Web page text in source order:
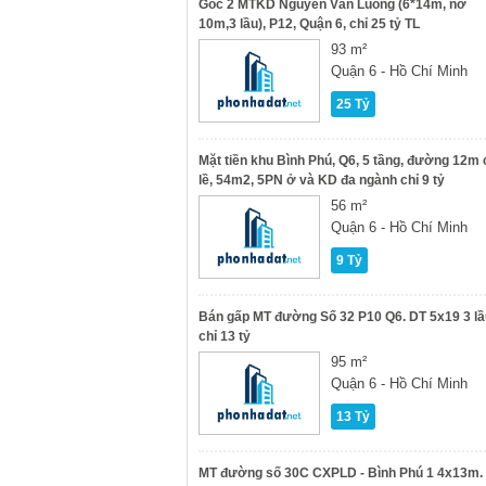
Góc 2 MTKD Nguyễn Văn Luông (6*14m, nở
10m,3 lầu), P12, Quận 6, chỉ 25 tỷ TL
93 m²
Quận 6 - Hồ Chí Minh
25 Tỷ
Mặt tiền khu Bình Phú, Q6, 5 tầng, đường 12m
lề, 54m2, 5PN ở và KD đa ngành chỉ 9 tỷ
56 m²
Quận 6 - Hồ Chí Minh
9 Tỷ
Bán gấp MT đường Số 32 P10 Q6. DT 5x19 3
chỉ 13 tỷ
95 m²
Quận 6 - Hồ Chí Minh
13 Tỷ
MT đường số 30C CXPLD - Bình Phú 1 4x13m.